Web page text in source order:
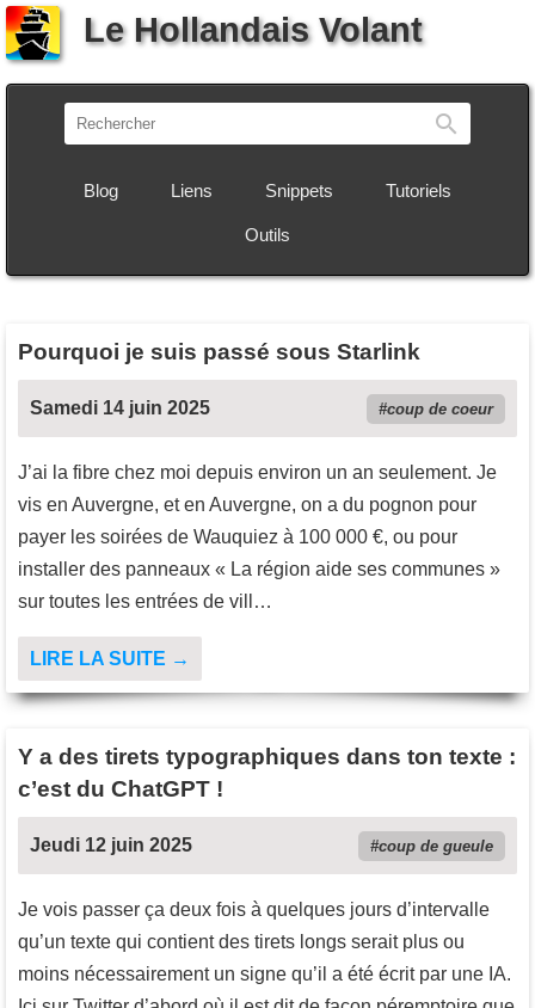
Le Hollandais Volant
Blog Liens Snippets Tutoriels
Outils
Pourquoi je suis passé sous Starlink
Samedi 14 juin 2025 coup de coeur
J’ai la fibre chez moi depuis environ un an seulement. Je
vis en Auvergne, et en Auvergne, on a du pognon pour
payer les soirées de Wauquiez à 100 000 €, ou pour
installer des panneaux « La région aide ses communes »
sur toutes les entrées de vill…
LIRE LA SUITE →
Y a des tirets typographiques dans ton texte :
c’est du ChatGPT !
Jeudi 12 juin 2025 coup de gueule
Je vois passer ça deux fois à quelques jours d’intervalle
qu’un texte qui contient des tirets longs serait plus ou
moins nécessairement un signe qu’il a été écrit par une IA.